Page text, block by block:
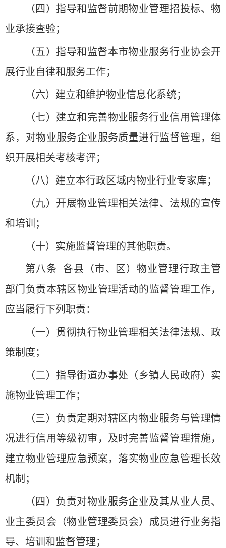
（四）指导和监督前期物业管理招投标、物
业承接查验；
（五）指导和监督本市物业服务行业协会开
展行业自律和服务工作；
（六）建立和维护物业信息化系统；
（七）建立和完善物业服务行业信用管理体
系，对物业服务企业服务质量进行监督管理，组
织开展相关考核考评；
（八）建立本行政区域内物业行业专家库；
（九）开展物业管理相关法律、法规的宣传
和培训；
（十）实施监督管理的其他职责。
第八条 各县（市、区）物业管理行政主管
部门负责本辖区物业管理活动的监督管理工作，
应当履行下列职责：
（一）贯彻执行物业管理相关法律法规、政
策制度；
（二）指导街道办事处（乡镇人民政府）实
施物业管理工作；
（三）负责定期对辖区内物业服务与管理情
况进行信用等级初审，及时完善监督管理措施，
建立物业管理应急预案，落实物业应急管理长效
机制；
（四）负责对物业服务企业及其从业人员、
业主委员会（物业管理委员会）成员进行业务指
导、培训和监督管理；